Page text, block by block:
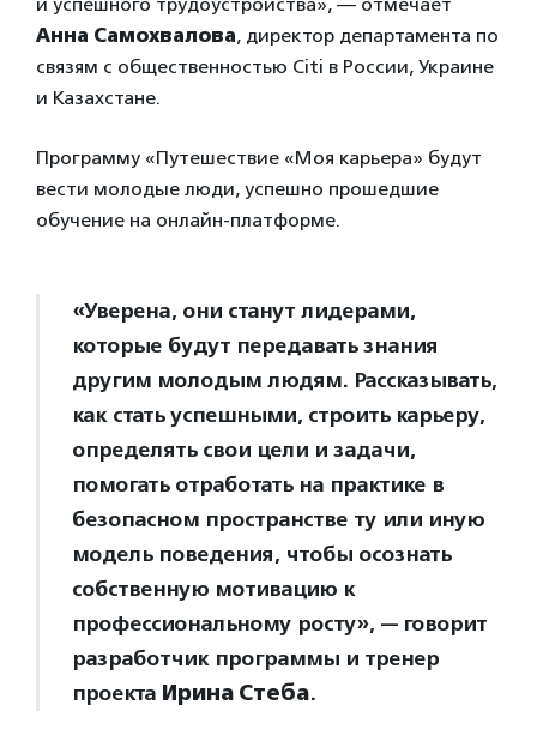
Анна Самохвалова, директор департамента по
связям с общественностью Citi в России, Украине
и Казахстане.
Программу «Путешествие «Моя карьера» будут
вести молодые люди, успешно прошедшие
обучение на онлайн-платформе.
«Уверена, они станут лидерами,
которые будут передавать знания
другим молодым людям. Рассказывать,
как стать успешными, строить карьеру,
определять свои цели и задачи,
помогать отработать на практике в
безопасном пространстве ту или иную
модель поведения, чтобы осознать
собственную мотивацию к
профессиональному росту», — говорит
разработчик программы и тренер
проекта Ирина Стеба.